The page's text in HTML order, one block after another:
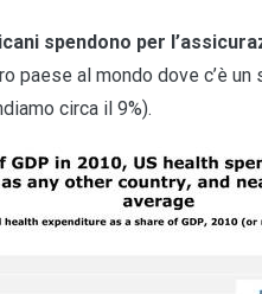
spendono per
paese al mondo dove c’è
circa il 9%).